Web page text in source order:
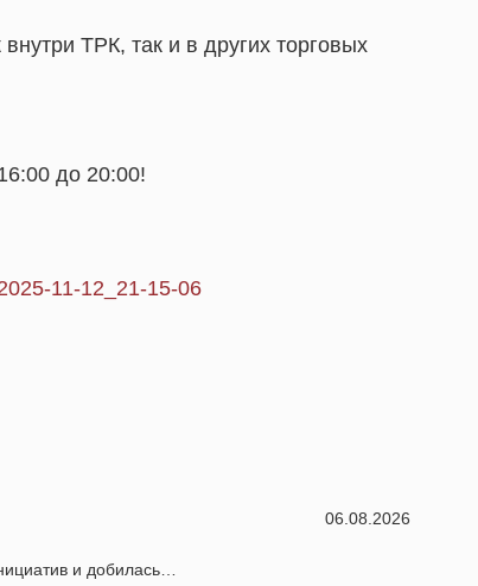
ТРК, так и в других торговых
до 20:00!
06.08.2026
и добилась…